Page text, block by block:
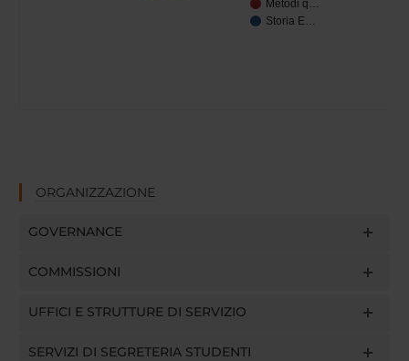
Metodi q…
Storia E…
ORGANIZZAZIONE
GOVERNANCE
COMMISSIONI
UFFICI E STRUTTURE DI SERVIZIO
SERVIZI DI SEGRETERIA STUDENTI